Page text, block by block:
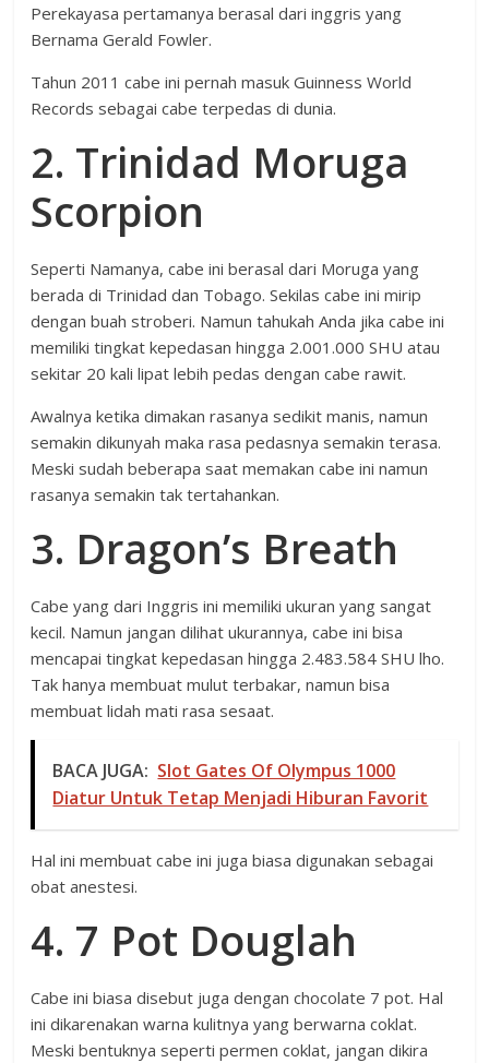
Perekayasa pertamanya berasal dari inggris yang
Bernama Gerald Fowler.
Tahun 2011 cabe ini pernah masuk Guinness World
Records sebagai cabe terpedas di dunia.
2. Trinidad Moruga
Scorpion
Seperti Namanya, cabe ini berasal dari Moruga yang
berada di Trinidad dan Tobago. Sekilas cabe ini mirip
dengan buah stroberi. Namun tahukah Anda jika cabe ini
memiliki tingkat kepedasan hingga 2.001.000 SHU atau
sekitar 20 kali lipat lebih pedas dengan cabe rawit.
Awalnya ketika dimakan rasanya sedikit manis, namun
semakin dikunyah maka rasa pedasnya semakin terasa.
Meski sudah beberapa saat memakan cabe ini namun
rasanya semakin tak tertahankan.
3. Dragon’s Breath
Cabe yang dari Inggris ini memiliki ukuran yang sangat
kecil. Namun jangan dilihat ukurannya, cabe ini bisa
mencapai tingkat kepedasan hingga 2.483.584 SHU lho.
Tak hanya membuat mulut terbakar, namun bisa
membuat lidah mati rasa sesaat.
BACA JUGA: Slot Gates Of Olympus 1000
Diatur Untuk Tetap Menjadi Hiburan Favorit
Hal ini membuat cabe ini juga biasa digunakan sebagai
obat anestesi.
4. 7 Pot Douglah
Cabe ini biasa disebut juga dengan chocolate 7 pot. Hal
ini dikarenakan warna kulitnya yang berwarna coklat.
Meski bentuknya seperti permen coklat, jangan dikira